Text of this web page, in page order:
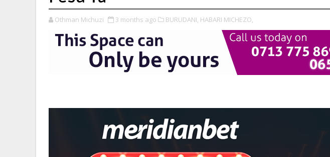
Othman Michuzi 3 months ago BURUDANI, HABARI MICHEZO,